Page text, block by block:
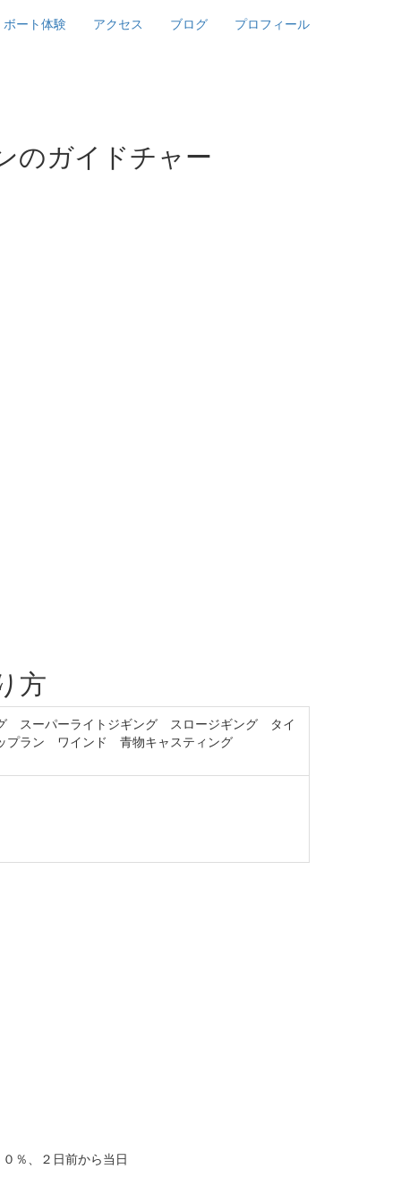
ボート体験 アクセス ブログ プロフィール
のガイドチャー
方
スーパーライトジギング スロージギング タイ
ラン ワインド 青物キャスティング
％、２日前から当日